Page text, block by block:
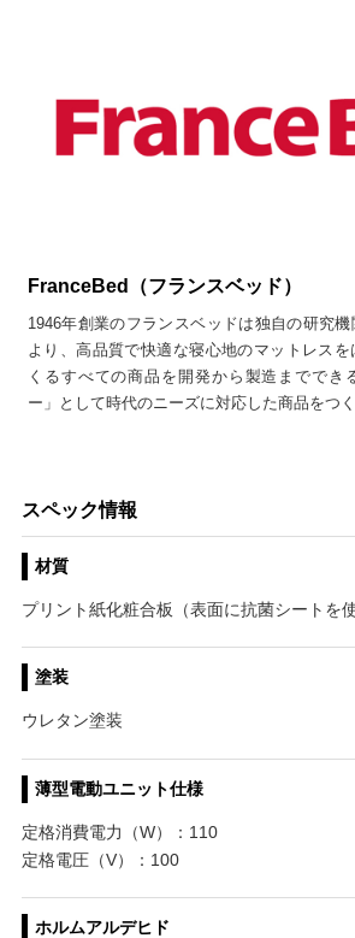
FranceBed（フランスベッド）
1946年創業のフランスベッドは独自の研究
より、高品質で快適な寝心地のマットレス
くるすべての商品を開発から製造まででき
ー」として時代のニーズに対応した商品をつ
スペック情報
材質
プリント紙化粧合板（表面に抗菌シートを使
塗装
ウレタン塗装
薄型電動ユニット仕様
定格消費電力（W）：110
定格電圧（V）：100
ホルムアルデヒド